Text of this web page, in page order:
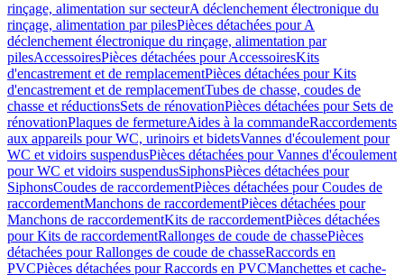
rinçage, alimentation sur secteurA déclenchement électronique du
rinçage, alimentation par pilesPièces détachées pour A
déclenchement électronique du rinçage, alimentation par
pilesAccessoiresPièces détachées pour AccessoiresKits
d'encastrement et de remplacementPièces détachées pour Kits
d'encastrement et de remplacementTubes de chasse, coudes de
chasse et réductionsSets de rénovationPièces détachées pour Sets de
rénovationPlaques de fermetureAides à la commandeRaccordements
aux appareils pour WC, urinoirs et bidetsVannes d'écoulement pour
WC et vidoirs suspendusPièces détachées pour Vannes d'écoulement
pour WC et vidoirs suspendusSiphonsPièces détachées pour
SiphonsCoudes de raccordementPièces détachées pour Coudes de
raccordementManchons de raccordementPièces détachées pour
Manchons de raccordementKits de raccordementPièces détachées
pour Kits de raccordementRallonges de coude de chassePièces
détachées pour Rallonges de coude de chasseRaccords en
PVCPièces détachées pour Raccords en PVCManchettes et cache-